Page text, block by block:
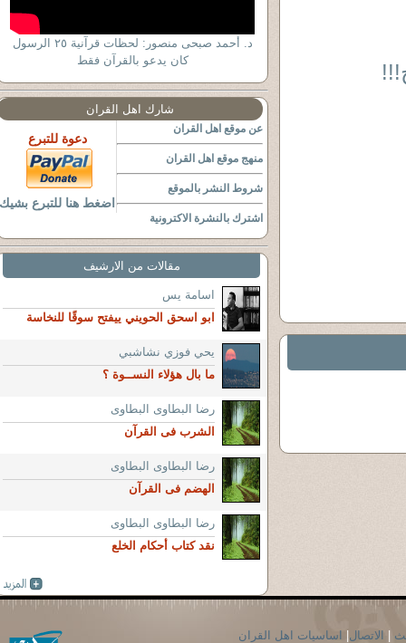
د. أحمد صبحى منصور: لحظات قرآنية ٢٥ الرسول
كان يدعو بالقرآن فقط
شارك اهل القران
عن موقع اهل القران
منهج موقع اهل القران
شروط النشر بالموقع
اشترك بالنشرة الاكترونية
دعوة للتبرع
اضغط هنا للتبرع بشيك
مقالات من الارشيف
اسامة يس
ابو اسحق الحويني ييفتح سوقًا للنخاسة
يحي فوزي نشاشبي
ما بال هؤلاء النســوة ؟
رضا البطاوى البطاوى
الشرب فى القرآن
رضا البطاوى البطاوى
الهضم فى القرآن
رضا البطاوى البطاوى
نقد كتاب أحكام الخلع
الاتصال اساسيات اهل القران